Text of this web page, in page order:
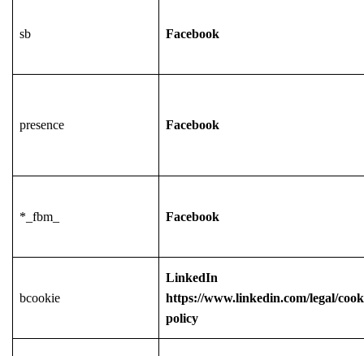
sb Facebook
presence Facebook
*_fbm_ Facebook
bcookie
LinkedIn
https://www.linkedin.com/legal/
policy